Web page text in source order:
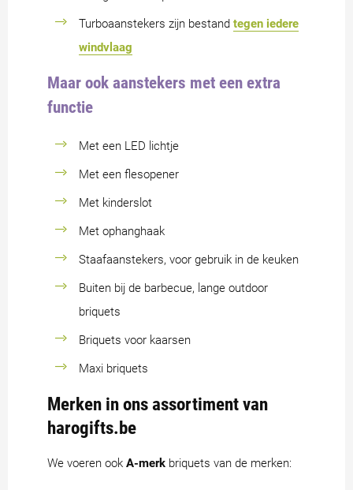
Turboaanstekers zijn bestand tegen iedere
windvlaag
Maar ook aanstekers met een extra
functie
Met een LED lichtje
Met een flesopener
Met kinderslot
Met ophanghaak
Staafaanstekers, voor gebruik in de keuken
Buiten bij de barbecue, lange outdoor
briquets
Briquets voor kaarsen
Maxi briquets
Merken in ons assortiment van
harogifts.be
We voeren ook A-merk briquets van de merken: